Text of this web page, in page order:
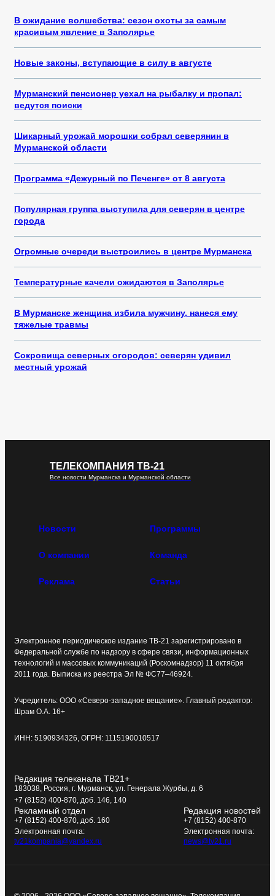
В ожидание волшебства: сезон охоты за самым
красивым явление в Заполярье
Новые законы, вступающие в силу в августе
Мурманский пенсионер уехал на рыбалку и пропал:
ведутся поиски
Шикарный урожай морошки собрал северянин в
Мурманской области
Программа «Дежурный по Печенге» от 8 августа
Популярная группа выступила для северян в центре
города
Огромные очереди выстроились в центре Мурманска
Температурные качели ожидаются в Заполярье
В Мурманске женщина избила мужчину, нанеся ему
тяжелые травмы
Сокровища северных огородов: северян удивил
местный урожай
ТЕЛЕКОМПАНИЯ ТВ-21
Все новости Мурманска и Мурманской области
Новости Программы
О компании Команда
Реклама Статьи
Электронное периодическое издание ТВ-21 зарегистрировано в
Федеральной службе по надзору в сфере связи, информационных
технологий и массовых коммуникаций (Роскомнадзор) 11 октября
2011 года. Выписка из реестра Эл № ФС77–46924.
Учредитель: ООО «Северо-западное вещание». Главный редактор:
Шрам О.А. 16+
ИНН: 5190934326, ОГРН: 1115190010517
Редакция телеканала ТВ21+
183038, Россия, г. Мурманск, ул. Генерала Журбы, д. 6
+7 (8152) 400-870, доб. 146, 140
Рекламный отдел
+7 (8152) 400-870, доб. 160
Электронная почта:
tv21kompania@yandex.ru
Редакция новостей
+7 (8152) 400-870
Электронная почта:
news@tv21.ru